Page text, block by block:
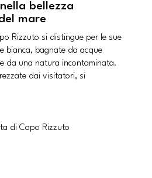
bellezza
mare
Rizzuto si distingue per le sue
bianca, bagnate da acque
da una natura incontaminata.
dai visitatori, si
di Capo Rizzuto